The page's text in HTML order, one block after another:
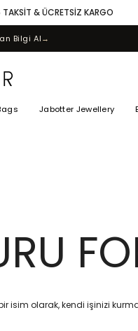
TAKSİT & ÜCRETSİZ KARGO
Bilgi Al→
Jabotter Jewellery
isim olarak, kendi işinizi